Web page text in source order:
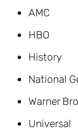
AMC
HBO
History
National
Warner
Universal